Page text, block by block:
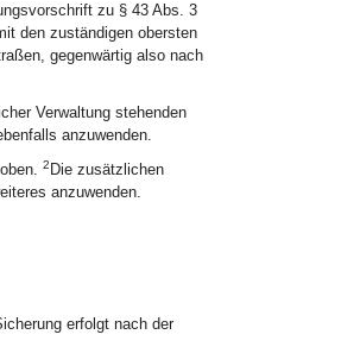
zu § 43 Abs. 3
den zuständigen obersten
gegenwärtig also nach
Verwaltung stehenden
anzuwenden.
2 Die zusätzlichen
anzuwenden.
erfolgt nach der